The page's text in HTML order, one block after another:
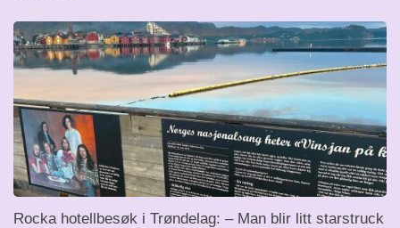
Rocka hotellbesøk i Trøndelag: – Man blir litt starstruck